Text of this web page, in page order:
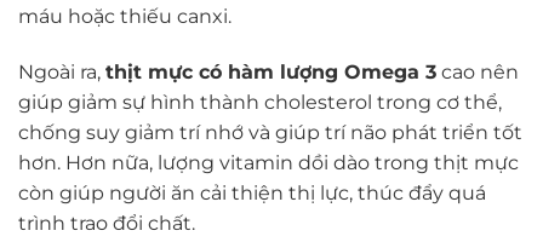
máu hoặc thiếu canxi.
Ngoài ra, thịt mực có hàm lượng Omega 3 cao nên
giúp giảm sự hình thành cholesterol trong cơ thể,
chống suy giảm trí nhớ và giúp trí não phát triển tốt
hơn. Hơn nữa, lượng vitamin dồi dào trong thịt mực
còn giúp người ăn cải thiện thị lực, thúc đẩy quá
trình trao đổi chất.